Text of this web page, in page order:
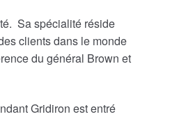
Sa spécialité réside
clients dans le monde
du général Brown et
Gridiron est entré